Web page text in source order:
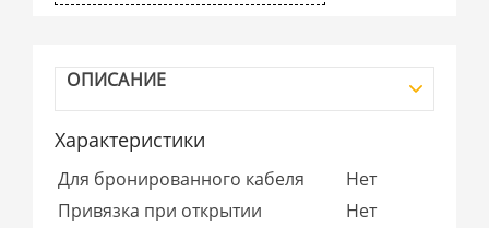
ОПИСАНИЕ
Характеристики
Для бронированного кабеля
Нет
Привязка при открытии
Нет